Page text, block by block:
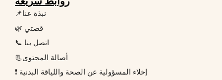
📌نبذة عنا
🌿 قصتي
📞 اتصل بنا
📃أصالة المحتوى
❗ إخلاء المسؤولية عن الصحة واللياقة البدنية